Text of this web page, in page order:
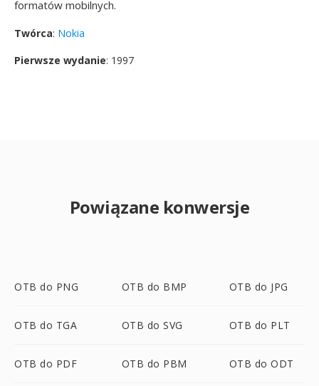
formatów mobilnych.
Twórca: Nokia
Pierwsze wydanie: 1997
Powiązane konwersje
OTB do PNG OTB do BMP OTB do JPG
OTB do TGA OTB do SVG OTB do PLT
OTB do PDF OTB do PBM OTB do ODT